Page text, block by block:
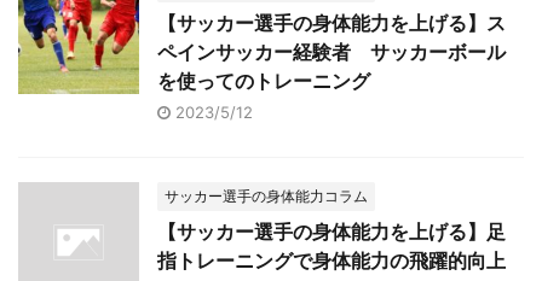
【サッカー選手の身体能力を上げる】ス
ペインサッカー経験者 サッカーボール
を使ってのトレーニング
2023/5/12
サッカー選手の身体能力コラム
【サッカー選手の身体能力を上げる】足
指トレーニングで身体能力の飛躍的向上